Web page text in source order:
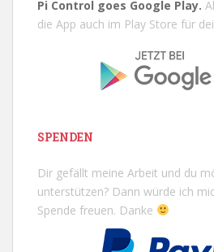
Pi Control goes Google Play.
die App auch im Play Store für
SPENDEN
Dir gefällt meine Arbeit und du
unterstützen? Dann würde ich
Spende freuen. Danke